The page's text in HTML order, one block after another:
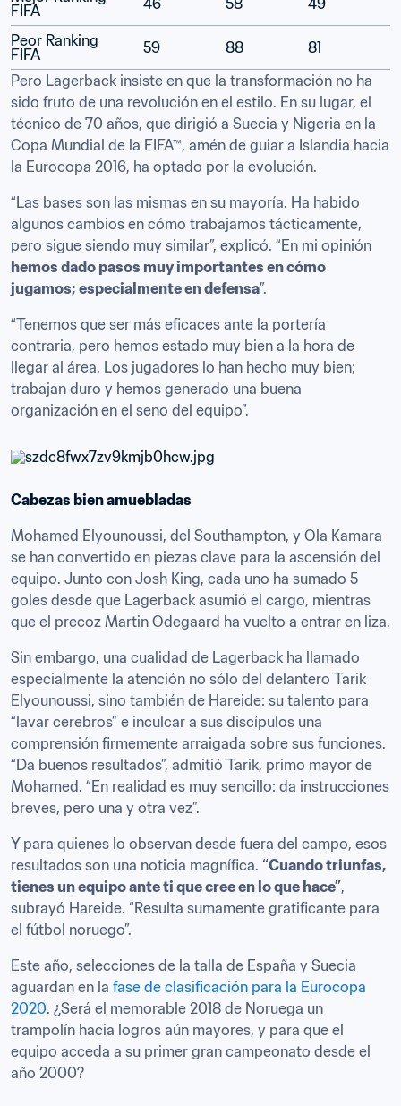
FIFA
46 58 49
Peor Ranking
FIFA
59 88
81
Pero Lagerback insiste en que la transformación no ha
sido fruto de una revolución en el estilo. En su lugar, el
técnico de 70 años, que dirigió a Suecia y Nigeria en la
Copa Mundial de la FIFA™, amén de guiar a Islandia hacia
la Eurocopa 2016, ha optado por la evolución.
“Las bases son las mismas en su mayoría. Ha habido
algunos cambios en cómo trabajamos tácticamente,
hemos dado pasos muy importantes en cómo
jugamos; especialmente en defensa”.
“Tenemos que ser más eficaces ante la portería
contraria, pero hemos estado muy bien a la hora de
llegar al área. Los jugadores lo han hecho muy bien;
trabajan duro y hemos generado una buena
organización en el seno del equipo”.
Cabezas bien amuebladas
Mohamed Elyounoussi, del Southampton, y Ola Kamara
se han convertido en piezas clave para la ascensión del
equipo. Junto con Josh King, cada uno ha sumado 5
goles desde que Lagerback asumió el cargo, mientras
que el precoz Martin Odegaard ha vuelto a entrar en liza.
Sin embargo, una cualidad de Lagerback ha llamado
especialmente la atención no sólo del delantero Tarik
Elyounoussi, sino también de Hareide: su talento para
“lavar cerebros” e inculcar a sus discípulos una
comprensión firmemente arraigada sobre sus funciones.
“Da buenos resultados”, admitió Tarik, primo mayor de
Mohamed. “En realidad es muy sencillo: da instrucciones
breves, pero una y otra vez”.
Y para quienes lo observan desde fuera del campo, esos
resultados son una noticia magnífica. “Cuando triunfas,
tienes un equipo ante ti que cree en lo que hace”,
subrayó Hareide. “Resulta sumamente gratificante para
el fútbol noruego”.
Este año, selecciones de la talla de España y Suecia
aguardan en la fase de clasificación para la Eurocopa
2020. ¿Será el memorable 2018 de Noruega un
trampolín hacia logros aún mayores, y para que el
equipo acceda a su primer gran campeonato desde el
año 2000?